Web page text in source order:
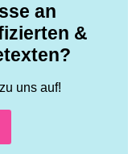
an
&
uns auf!